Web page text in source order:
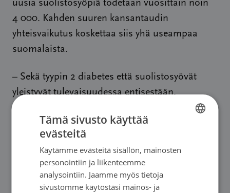
uusia suolistosyöpiä todetaan vuosittain noin
4 000. Kahden suuren kansantaudin
yhteisvaikutus koskettaa siis yhä useampaa
suomalaista.
– Sekä tyypin 2 diabetes että suolistosyövät
yleistyvät tulevaisuudessa entisestään.
Riittämättömän liikunta, ylipaino ja
epäterveellinen ruokavalio ovat yhteydessä
molempiin sairauksiin. Vielä ei kuitenkaan
tiedetä, kuinka paljon kohonnut syöpäriski
selittyy diabeteksen komplikaatioilla ja kuinka
paljon elintavoilla – lisätutkimukselle on siis
FINNISH
Tämä sivusto käyttää
evästeitä
Käytämme evästeitä sisällön, mainosten
personointiin ja liikenteemme
analysointiin. Jaamme myös tietoja
sivustomme käytöstäsi mainos- ja